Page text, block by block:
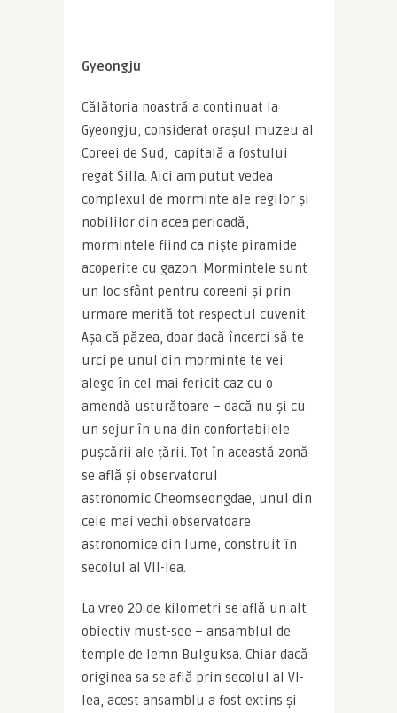
Gyeongju
Călătoria noastră a continuat la
Gyeongju, considerat orașul muzeu al
Coreei de Sud,  capitală a fostului
regat Silla. Aici am putut vedea
complexul de morminte ale regilor și
nobililor din acea perioadă,
mormintele fiind ca niște piramide
acoperite cu gazon. Mormintele sunt
un loc sfânt pentru coreeni și prin
urmare merită tot respectul cuvenit.
Așa că păzea, doar dacă încerci să te
urci pe unul din morminte te vei
alege în cel mai fericit caz cu o
amendă usturătoare – dacă nu și cu
un sejur în una din confortabilele
pușcării ale țării. Tot în această zonă
se află și observatorul
astronomic Cheomseongdae, unul din
cele mai vechi observatoare
astronomice din lume, construit în
secolul al VII-lea.
La vreo 20 de kilometri se află un alt
obiectiv must-see – ansamblul de
temple de lemn Bulguksa. Chiar dacă
originea sa se află prin secolul al VI-
lea, acest ansamblu a fost extins și